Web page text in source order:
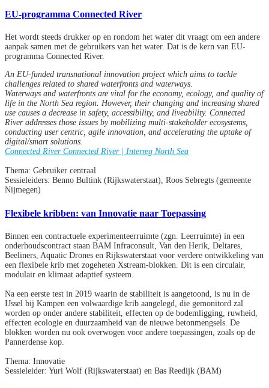
EU-programma Connected River
Het wordt steeds drukker op en rondom het water dit vraagt om een andere
aanpak samen met de gebruikers van het water. Dat is de kern van EU-
programma Connected River.
An EU-funded transnational innovation project which aims to tackle
challenges related to shared waterfronts and waterways.
Waterways and waterfronts are vital for the economy, ecology, and quality of
life in the North Sea region. However, their changing and increasing shared
use causes a decrease in safety, accessibility, and liveability. Connected
River addresses those issues by mobilizing multi-stakeholder ecosystems,
conducting user centric, agile innovation, and accelerating the uptake of
digital/smart solutions.
Connected River Connected River | Interreg North Sea
Thema: Gebruiker centraal
Sessieleiders: Benno Bultink (Rijkswaterstaat), Roos Sebregts (gemeente
Nijmegen)
Flexibele kribben: van Innovatie naar Toepassing
Binnen een contractuele experimenteerruimte (zgn. Leerruimte) in een
onderhoudscontract staan BAM Infraconsult, Van den Herik, Deltares,
Beeliners, Aquatic Drones en Rijkswaterstaat voor verdere ontwikkeling van
een flexibele krib met zogeheten Xstream-blokken. Dit is een circulair,
modulair en klimaat adaptief systeem.
Na een eerste test in 2019 waarin de stabiliteit is aangetoond, is nu in de
IJssel bij Kampen een volwaardige krib aangelegd, die gemonitord zal
worden op onder andere stabiliteit, effecten op de bodemligging, ruwheid,
effecten ecologie en duurzaamheid van de nieuwe betonmengsels. De
blokken worden nu ook overwogen voor andere toepassingen, zoals op de
Pannerdense kop.
Thema: Innovatie
Sessieleider: Yuri Wolf (Rijkswaterstaat) en Bas Reedijk (BAM)